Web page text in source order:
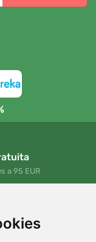
a 95 EUR
cualquier momento